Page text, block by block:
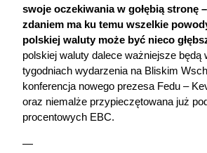
swoje oczekiwania w gołębią stronę
zdaniem ma ku temu wszelkie
polskiej waluty może być nieco
polskiej waluty dalece ważniejsze będą
tygodniach wydarzenia na Bliskim
konferencja nowego prezesa Fedu –
oraz niemalże przypieczętowana już
procentowych EBC.
—